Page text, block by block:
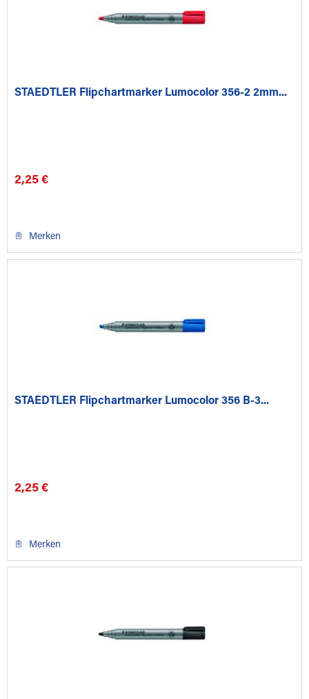
STAEDTLER Flipchartmarker Lumocolor 356-2 2mm...
2,25 €
Merken
STAEDTLER Flipchartmarker Lumocolor 356 B-3...
2,25 €
Merken